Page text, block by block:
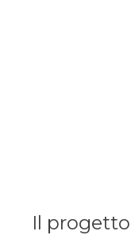
Il progetto